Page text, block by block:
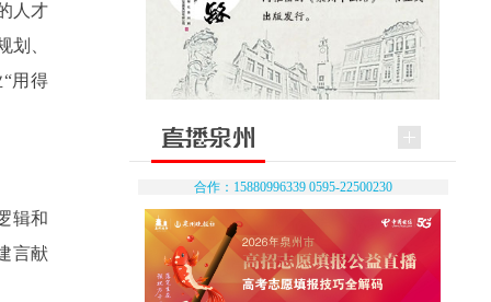
人才
划、
用得
辑和
言献
合作：15880996339 0595-22500230